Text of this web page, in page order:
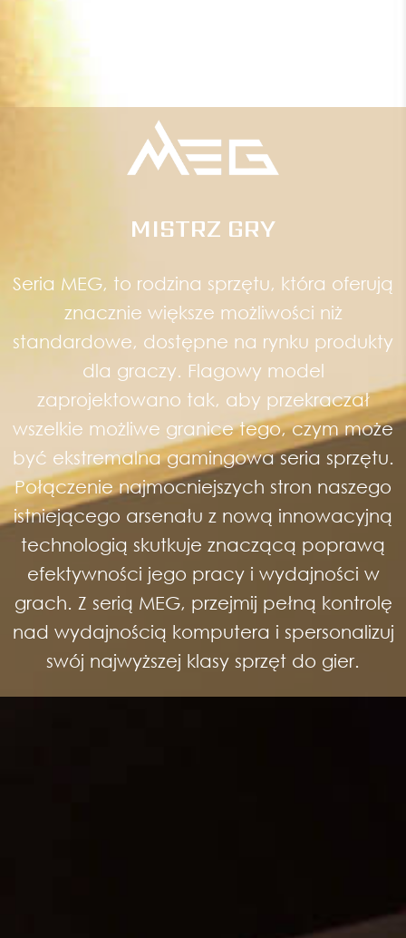
MISTRZ GRY
Seria MEG, to rodzina sprzętu, która oferują
znacznie większe możliwości niż
standardowe, dostępne na rynku produkty
dla graczy. Flagowy model
zaprojektowano tak, aby przekraczał
wszelkie możliwe granice tego, czym może
być ekstremalna gamingowa seria sprzętu.
Połączenie najmocniejszych stron naszego
istniejącego arsenału z nową innowacyjną
technologią skutkuje znaczącą poprawą
efektywności jego pracy i wydajności w
grach. Z serią MEG, przejmij pełną kontrolę
nad wydajnością komputera i spersonalizuj
swój najwyższej klasy sprzęt do gier.